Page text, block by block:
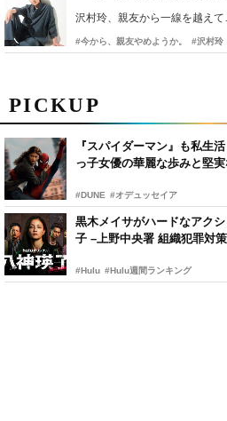
PICKUP
『スパイダーマン』も私生
っ子女優の華麗な歩みと堅
#DUNE #オデュッセイア
黒木メイサがハードなアク
子 –上野中央署 組織犯罪対策
#Hulu #Hulu週間ランキング
沢村玲、親友から一線を越え
#今から、親友やめようか。 #沢村玲